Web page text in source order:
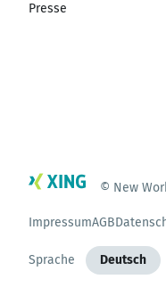
Presse
© New
ImpressumAGB
Sprache Deutsch